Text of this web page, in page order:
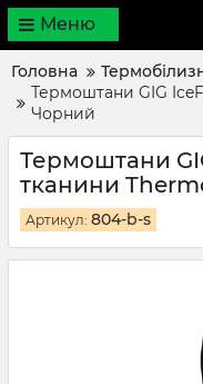
Меню
Головна
Термоштани GIG
Чорний
Термоштани
тканини
Артикул: 804-b-s